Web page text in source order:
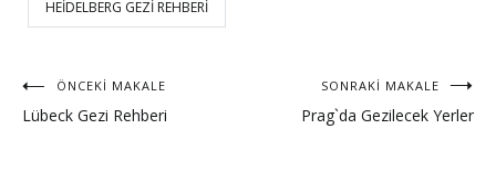
HEIDELBERG GEZI REHBERI
Yazı
dolaşımı
ÖNCEKI MAKALE
Lübeck Gezi Rehberi
SONRAKI MAKALE
Prag`da Gezilecek Yerler